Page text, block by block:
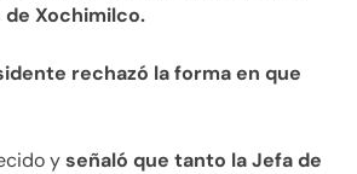
Xochimilco.
rechazó la forma en que
yseñaló que tanto la Jefa de